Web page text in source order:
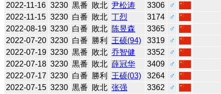
2022-11-16 3230 黒番 敗北 尹松涛 3306
♂
2022-11-15 3230 白番 敗北 丁烈 3174
♂
2022-08-19 3230 白番 敗北 陈昱森 3365
♂
2022-07-20 3230 白番 勝利 王硕(94) 3319
♂
2022-07-19 3230 黒番 敗北 乔智健 3352
♂
2022-07-18 3230 黒番 敗北 薛冠华 3409
♂
2022-07-17 3230 白番 勝利 王硕(03) 3264
♂
2022-07-15 3230 黒番 敗北 张强 3362
♂